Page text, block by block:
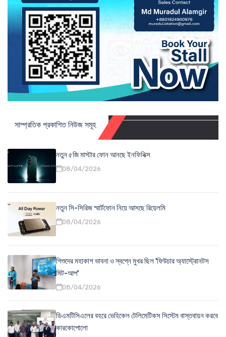
সাম্প্রতিক প্রকাশিত নিউজ সমূহ
নতুন ৫জি মাস্টার ফোন আনছে ইনফিনিক্স
08/04/2026
নতুন সি-সিরিজ স্মার্টফোন নিয়ে আসছে রিয়েলমি
08/04/2026
শিশুদের মহাকাশ ভাবনা ও স্বপ্নে মুখর ছিল 'ফিউচার অ্যাস্ট্রোনটস
মিট-আপ'
08/04/2026
ডিএমটিসিএলের বহরে ভেহিকেল টেলিমেটিকস সিস্টেম বাস্তবায়ন করবে
কারকোপোলো